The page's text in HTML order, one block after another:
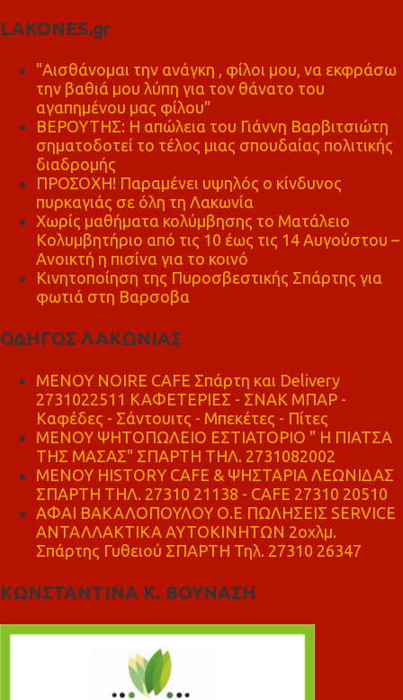
LAKONES.gr
"Αισθάνομαι την ανάγκη , φίλοι μου, να εκφράσω
την βαθιά μου λύπη για τον θάνατο του
αγαπημένου μας φίλου"
ΒΕΡΟΥΤΗΣ: Η απώλεια του Γιάννη Βαρβιτσιώτη
σηματοδοτεί το τέλος μιας σπουδαίας πολιτικής
διαδρομής
ΠΡΟΣΟΧΗ! Παραμένει υψηλός ο κίνδυνος
πυρκαγιάς σε όλη τη Λακωνία
Χωρίς μαθήματα κολύμβησης το Ματάλειο
Κολυμβητήριο από τις 10 έως τις 14 Αυγούστου –
Ανοικτή η πισίνα για το κοινό
Κινητοποίηση της Πυροσβεστικής Σπάρτης για
φωτιά στη Βαρσοβα
ΟΔΗΓΟΣ ΛΑΚΩΝΙΑΣ
MENOY NOIRE CAFE Σπάρτη και Delivery
2731022511 ΚΑΦΕΤΕΡΙΕΣ - ΣΝΑΚ ΜΠΑΡ -
Καφέδες - Σάντουιτς - Μπεκέτες - Πίτες
ΜΕΝΟΥ ΨΗΤΟΠΩΛΕΙΟ ΕΣΤΙΑΤΟΡΙΟ " Η ΠΙΑΤΣΑ
ΤΗΣ ΜΑΣΑΣ" ΣΠΑΡΤΗ ΤΗΛ. 2731082002
ΜΕΝΟΥ HISTORY CAFE & ΨΗΣΤΑΡΙΑ ΛΕΩΝΙΔΑΣ
ΣΠΑΡΤΗ ΤΗΛ. 27310 21138 - CAFE 27310 20510
ΑΦΑΙ ΒΑΚΑΛΟΠΟΥΛΟΥ Ο.Ε ΠΩΛΗΣΕΙΣ SERVICE
ΑΝΤΑΛΛΑΚΤΙΚΑ ΑΥΤΟΚΙΝΗΤΩΝ 2οχλμ.
Σπάρτης Γυθειού ΣΠΑΡΤΗ Τηλ. 27310 26347
ΚΩΝΣΤΑΝΤΙΝΑ Κ. ΒΟΥΝΑΣΗ